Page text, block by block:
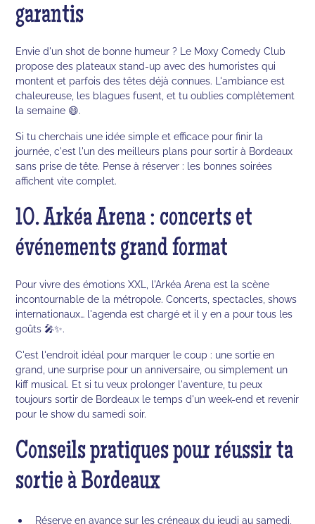
garantis
Envie d'un shot de bonne humeur ? Le Moxy Comedy Club
propose des plateaux stand-up avec des humoristes qui
montent et parfois des têtes déjà connues. L'ambiance est
chaleureuse, les blagues fusent, et tu oublies complètement
la semaine 😄.
Si tu cherchais une idée simple et efficace pour finir la
journée, c'est l'un des meilleurs plans pour sortir à Bordeaux
sans prise de tête. Pense à réserver : les bonnes soirées
affichent vite complet.
10. Arkéa Arena : concerts et
événements grand format
Pour vivre des émotions XXL, l'Arkéa Arena est la scène
incontournable de la métropole. Concerts, spectacles, shows
internationaux… l'agenda est chargé et il y en a pour tous les
goûts 🎤✨.
C'est l'endroit idéal pour marquer le coup : une sortie en
grand, une surprise pour un anniversaire, ou simplement un
kiff musical. Et si tu veux prolonger l'aventure, tu peux
toujours sortir de Bordeaux le temps d'un week-end et revenir
pour le show du samedi soir.
Conseils pratiques pour réussir ta
sortie à Bordeaux
Réserve en avance sur les créneaux du jeudi au samedi,